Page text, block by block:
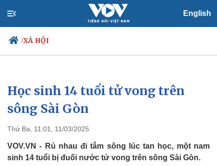
English
/XÃ HỘI
Chính trị
Đảng
Tổ chức nhân sự
Nhận diện sự thật
Xã hội
Việc làm
Biển đảo
Học sinh 14 tuổi tử vong trên
sông Sài Gòn
Thứ Ba, 11:01, 11/03/2025
VOV.VN - Rủ nhau đi tắm sông lúc tan học, một nam
sinh 14 tuổi bị đuối nước tử vong trên sông Sài Gòn.